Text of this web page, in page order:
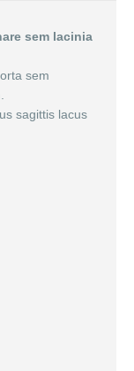
sem lacinia
sem
sagittis lacus